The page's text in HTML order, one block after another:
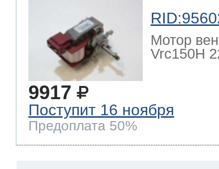
Мотор
Vrc150H
9917
Поступит 16 ноября
Предоплата 50%